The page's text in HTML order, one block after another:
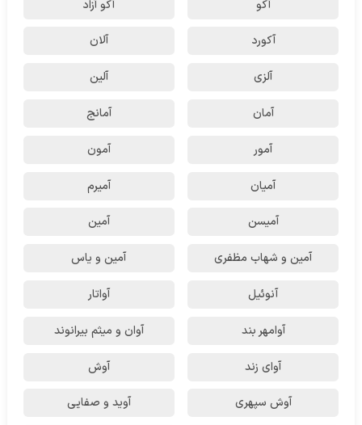
آکو آکو آزاد
آکورد آلان
آلزی آلین
آمان آمانج
آمور آمون
آمیان آمیرم
آمیسن آمین
آمین و شهاب مظفری آمین و یاس
آنوئیل آواتار
آوامهر بند آوان و میثم بیرانوند
آوای زند آوش
آوش سپهری آوید و صفایی